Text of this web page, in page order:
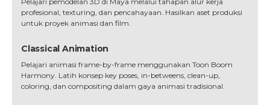
profesional, texturing, dan pencahayaan. Hasilkan aset produksi
untuk proyek animasi dan film.
Classical Animation
Pelajari animasi frame-by-frame menggunakan Toon Boom
Harmony. Latih konsep key poses, in-betweens, clean-up,
coloring, dan compositing dalam gaya animasi tradisional.